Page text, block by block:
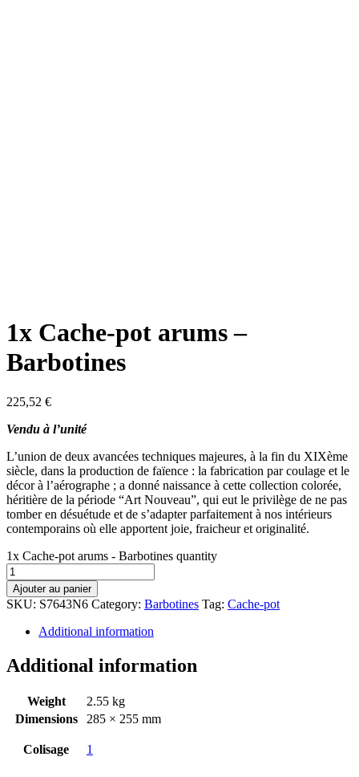
1x Cache-pot arums –
Barbotines
225,52 €
Vendu à l’unité
L’union de deux avancées techniques majeures, à la fin du XIXème
siècle, dans la production de faïence : la fabrication par coulage et le
décor à l’aérographe ; a donné naissance à cette collection colorée,
héritière de la période “Art Nouveau”, qui eut le privilège de ne pas
tomber en désuétude et de s’adapter parfaitement à nos intérieurs
contemporains où elle apportent joie, fraicheur et originalité.
1x Cache-pot arums - Barbotines quantity
Ajouter au panier
SKU: S7643N6 Category: Barbotines Tag: Cache-pot
Additional information
Additional information
Weight
2.55 kg
Dimensions
285 × 255 mm
Colisage 1